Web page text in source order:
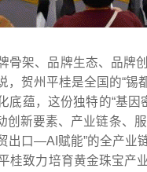
骨架、品牌生态、品牌
贺州平桂是全国的“锡
蕴，这份独特的“基因
创新要素、产业链条、
口—AI赋能”的全产业
桂致力培育黄金珠宝产